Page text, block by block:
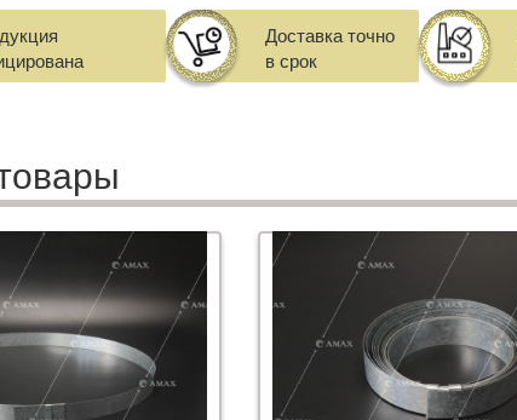
Доставка точно
в срок